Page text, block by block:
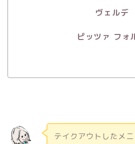
ヴェルデ
ピッツァ フォ
テイクアウトしたメ